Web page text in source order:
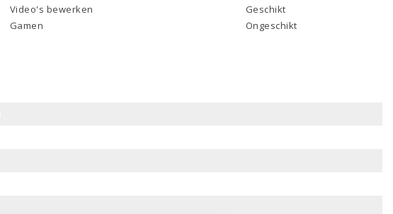
Video's bewerken
Geschikt
Gamen
Ongeschikt